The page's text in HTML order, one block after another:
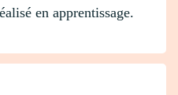
en apprentissage.